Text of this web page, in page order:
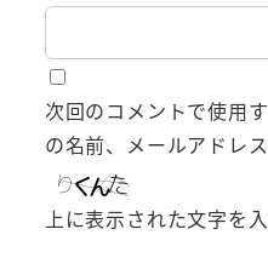
次回のコメントで使用
の名前、メールアドレ
上に表示された文字を